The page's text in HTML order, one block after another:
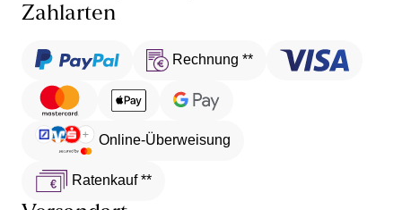
Zahlarten
Rechnung **
Online-Überweisung
Ratenkauf **